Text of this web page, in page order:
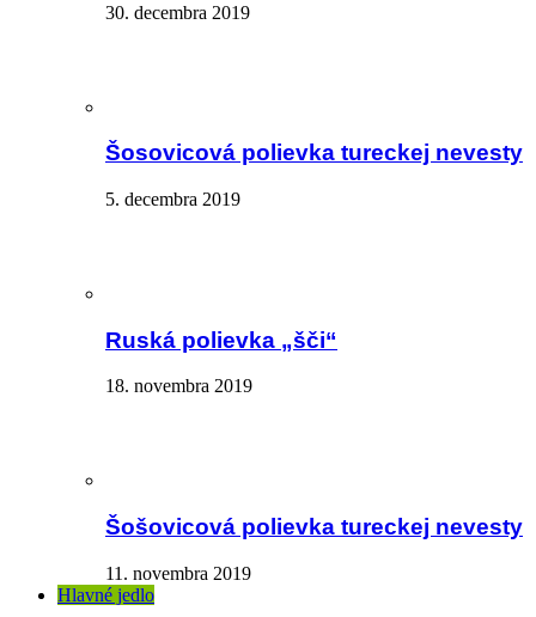
30. decembra 2019
Šosovicová polievka tureckej nevesty
5. decembra 2019
Ruská polievka „šči“
18. novembra 2019
Šošovicová polievka tureckej nevesty
11. novembra 2019
Hlavné jedlo